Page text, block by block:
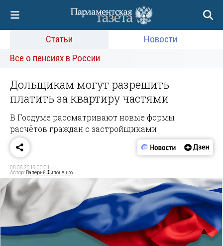
Статьи
Новости
Все о пенсиях в России
Дольщикам могут разрешить
платить за квартиру частями
В Госдуме рассматривают новые формы
расчётов граждан с застройщиками
08.08.2019 00:01
Автор: Валерий Филоненко